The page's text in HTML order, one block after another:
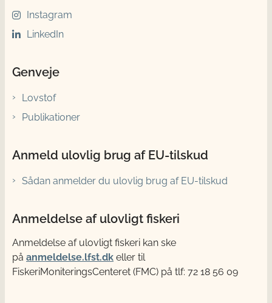
Instagram
LinkedIn
Genveje
Lovstof
Publikationer
Anmeld ulovlig brug af EU-tilskud
Sådan anmelder du ulovlig brug af EU-tilskud
Anmeldelse af ulovligt fiskeri
Anmeldelse af ulovligt fiskeri kan ske
på anmeldelse.lfst.dk eller til
FiskeriMoniteringsCenteret (FMC) på tlf: 72 18 56 09